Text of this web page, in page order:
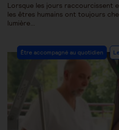
Lorsque les jours raccourcissent
les êtres humains ont toujours
lumière…
Être accompagné au quotidien